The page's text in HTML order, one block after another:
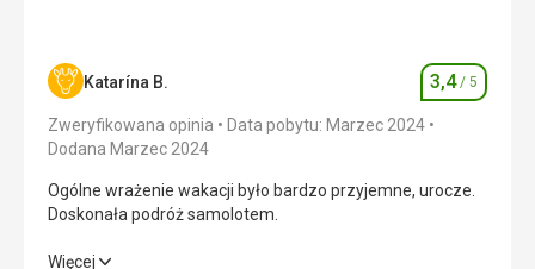
Zakwaterowanie 4,0/ 5
Okolica
Cena
Katarína B. Ocena
3,4/ 5
Zweryfikowana opinia
Data pobytu: Marzec 2024
Dodana Marzec 2024
Ogólne wrażenie wakacji było bardzo przyjemne, urocze.
Doskonała podróż samolotem.
Ogólne wrażenie wakacji było bardzo przyjemne, urocze.
Więcej